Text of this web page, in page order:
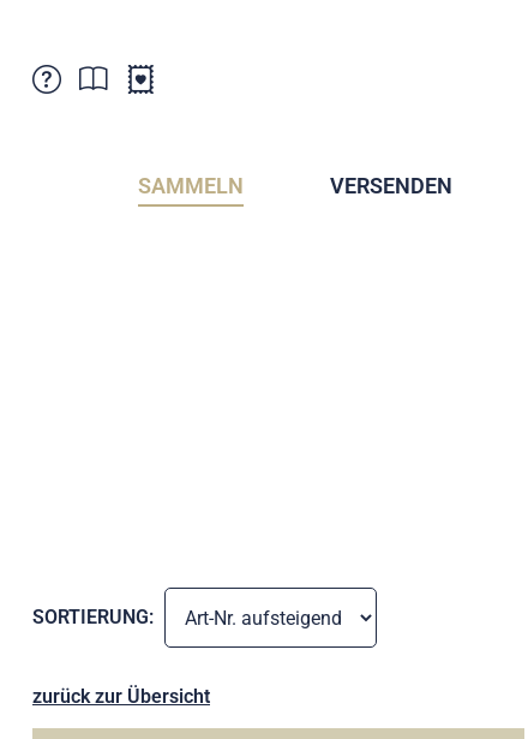
Verkaufsstellen
Abonnemente
SAMMELN VERSENDEN
SORTIERUNG:
zurück zur Übersicht